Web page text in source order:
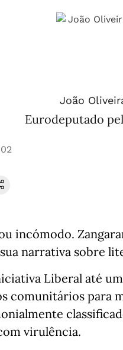
João
Eurodeputado
incómodo.
narrativa sobre
Liberal até
comunitários para
virulência.